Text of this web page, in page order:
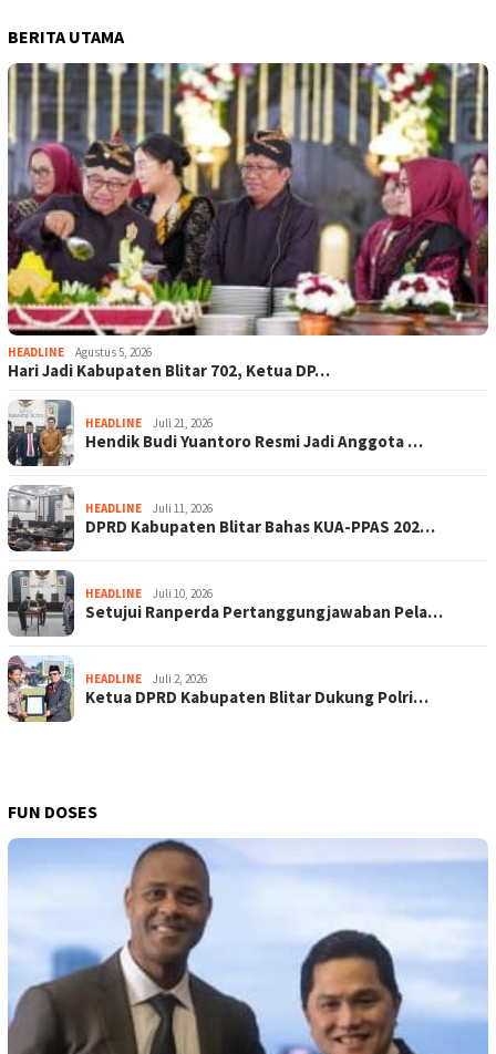
BERITA UTAMA
HEADLINE Agustus 5, 2026
Hari Jadi Kabupaten Blitar 702, Ketua DP…
HEADLINE Juli 21, 2026
Hendik Budi Yuantoro Resmi Jadi Anggota …
HEADLINE Juli 11, 2026
DPRD Kabupaten Blitar Bahas KUA-PPAS 202…
HEADLINE Juli 10, 2026
Setujui Ranperda Pertanggungjawaban Pela…
HEADLINE Juli 2, 2026
Ketua DPRD Kabupaten Blitar Dukung Polri…
FUN DOSES